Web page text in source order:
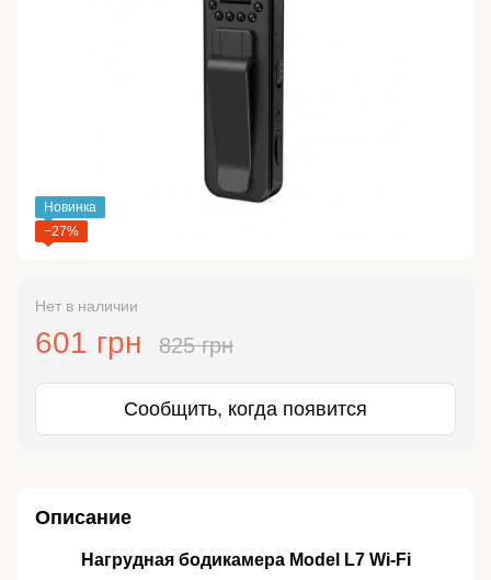
Новинка
−27%
Нет в наличии
601 грн 825 грн
Сообщить, когда появится
Описание
Нагрудная бодикамера Model L7 Wi-Fi